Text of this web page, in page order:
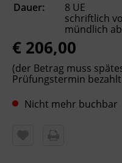
Präsenzunterricht
Leitung
Fachtrainer_in
Abschluss
Dauer:
8 UE
schriftlich
mündlich
€ 206,00
(der Betrag muss
Prüfungstermin
Nicht mehr buchbar